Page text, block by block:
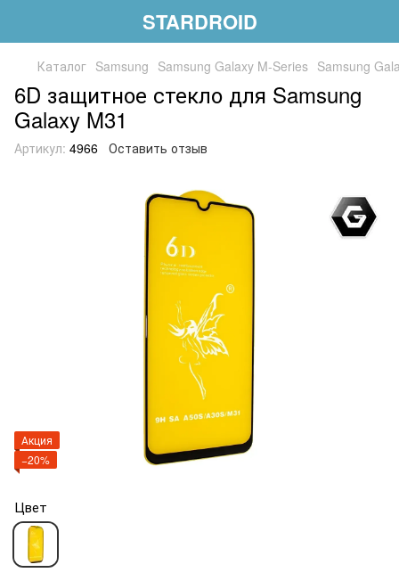
STARDROID
Каталог Samsung Samsung Galaxy M-Series Samsung
6D защитное стекло для Samsung
Galaxy M31
Артикул: 4966 Оставить отзыв
Акция
−20%
Цвет